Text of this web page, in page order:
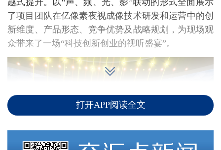
越式提升。以“声、频、光、影”联动的形式全面展示
了项目团队在亿像素夜视成像技术研发和运营中的创
新维度、产品形态、竞争优势及战略规划，为现场观
众带来了一场“科技创新创业的视听盛宴”。
打开APP阅读全文